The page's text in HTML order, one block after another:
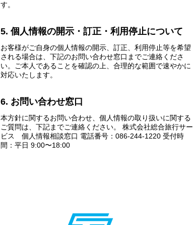
す。
5. 個人情報の開示・訂正・利用停止について
お客様がご自身の個人情報の開示、訂正、利用停止等を希望
される場合は、下記のお問い合わせ窓口までご連絡くださ
い。ご本人であることを確認の上、合理的な範囲で速やかに
対応いたします。
6. お問い合わせ窓口
本方針に関するお問い合わせ、個人情報の取り扱いに関する
ご質問は、下記までご連絡ください。 株式会社総合旅行サー
ビス 個人情報相談窓口 電話番号：086-244-1220 受付時
間：平日 9:00〜18:00